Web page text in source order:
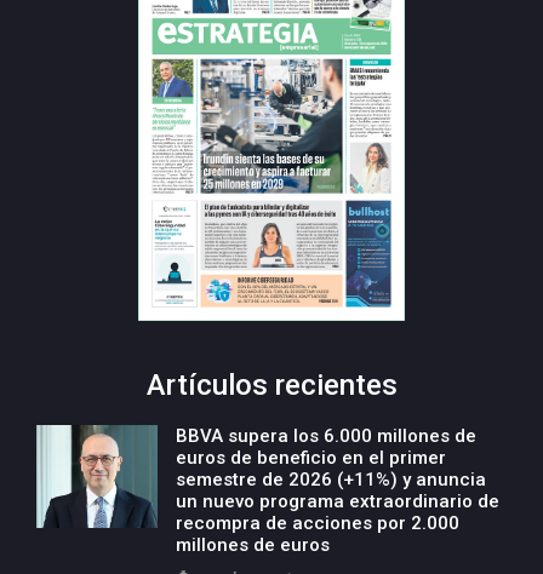
Artículos recientes
BBVA supera los 6.000 millones de
euros de beneficio en el primer
semestre de 2026 (+11%) y anuncia
un nuevo programa extraordinario de
recompra de acciones por 2.000
millones de euros